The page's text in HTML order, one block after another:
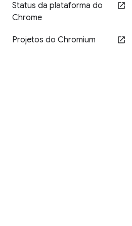
Status da plataforma do
Chrome
Projetos do Chromium